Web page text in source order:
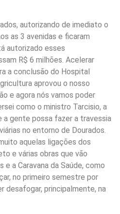
autorizando de imediato o
as 3 avenidas e ficaram
autorizado esses
R$ 6 milhões. Acelerar
a conclusão do Hospital
aprovou o nosso
e agora nós vamos poder
como o ministro Tarcisio, a
a gente possa fazer a travessia
no entorno de Dourados.
aquelas ligações dos
e várias obras que vão
e a Caravana da Saúde, como
no primeiro semestre por
desafogar, principalmente, na